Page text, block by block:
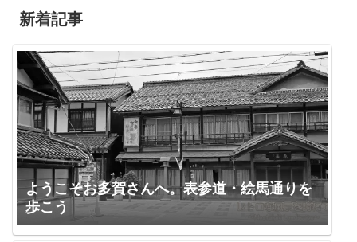
新着記事
ようこそお多賀さんへ。表参道・絵馬通りを
歩こう